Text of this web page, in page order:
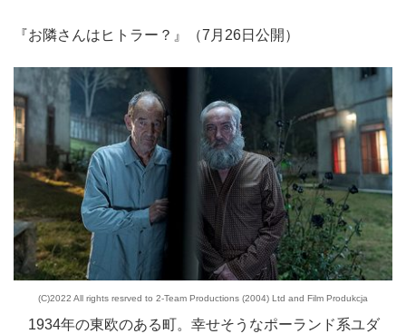
『お隣さんはヒトラー？』（7月26日公開）
(C)2022 All rights resrved to 2-Team Productions (2004) Ltd and Film Produkcja
1934年の東欧のある町。幸せそうなポーランド系ユダ